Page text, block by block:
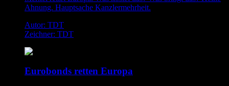
Ahnung. Hauptsache Kanzlermehrheit.
Autor: TDT
Zeichner: TDT
Eurobonds retten Europa